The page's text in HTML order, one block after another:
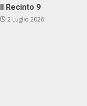
Il Recinto 9
2 Luglio 2026